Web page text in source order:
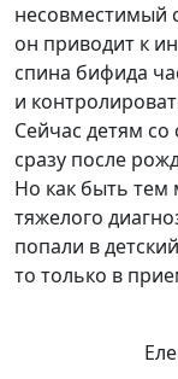
несовместимый
он приводит к
спина бифида
и
Сейчас детям
сразу после
Но как быть тем
тяжелого
попали в
то только в